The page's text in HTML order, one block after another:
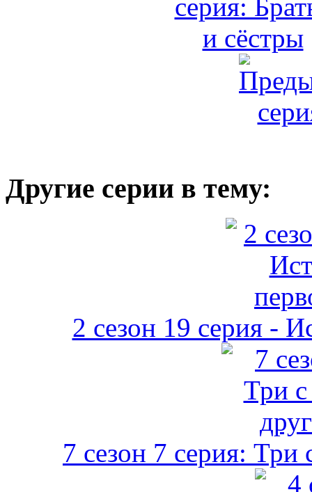
Другие серии в тему:
2 сезон 19 серия -
7 сезон 7 серия: